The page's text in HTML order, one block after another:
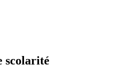
scolarité